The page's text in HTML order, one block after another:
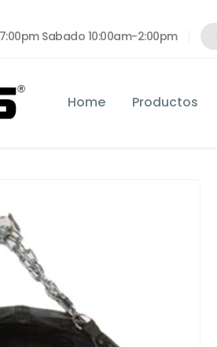
Sabado 10:00am-2:00pm
Home Productos